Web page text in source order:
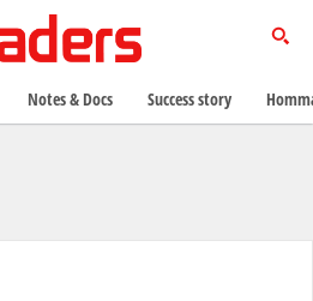
Notes & Docs Success story